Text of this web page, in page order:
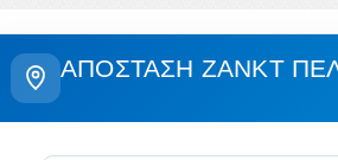
ΑΠΌΣΤΑΣΗ ΖΑΝΚΤ